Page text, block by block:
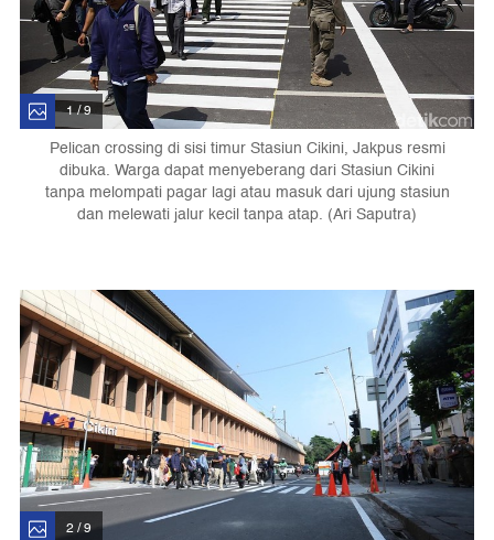
1 / 9
Pelican crossing di sisi timur Stasiun Cikini, Jakpus resmi
dibuka. Warga dapat menyeberang dari Stasiun Cikini
tanpa melompati pagar lagi atau masuk dari ujung stasiun
dan melewati jalur kecil tanpa atap. (Ari Saputra)
2 / 9